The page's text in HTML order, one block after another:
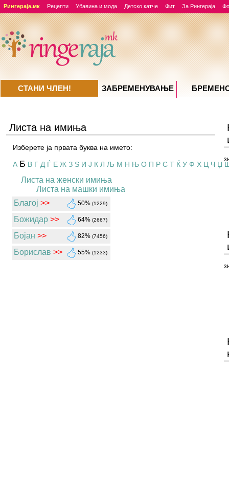
Рингераја.мк Рецепти Убавина и мода Детско катче Фит За Рингераја
Листа на имиња
Изберете ја првата буква на името:
А Б В Г Д Ѓ Е Ж З Ѕ И Ј К Л Љ М Н Њ О П Р С Т Ќ У Ф Х Ц Ч Џ
Листа на женски имиња
Листа на машки имиња
Благој >> 50% (1229)
Божидар >> 64% (2667)
Бојан >> 82% (7456)
Борислав >> 55% (1233)
СТАНИ ЧЛЕН! ЗАБРЕМЕНУВАЊE